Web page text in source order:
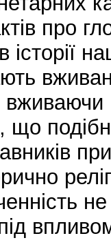
про
історії
що